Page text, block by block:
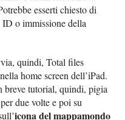
esserti chiesto di
o immissione della
quindi, Total files
home screen dell’iPad.
tutorial, quindi, pigia
per due volte e poi su
icona del mappamondo